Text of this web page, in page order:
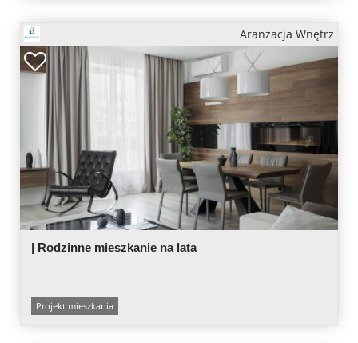
Aranżacja Wnętrz
| Rodzinne mieszkanie na lata
Projekt mieszkania